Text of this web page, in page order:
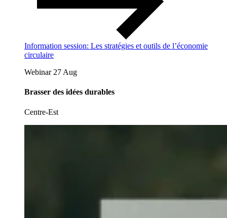
Information session: Les stratégies et outils de l’économie
circulaire
Webinar 27 Aug
Brasser des idées durables
Centre-Est